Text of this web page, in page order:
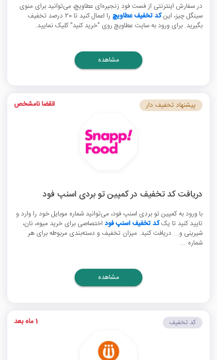
در سفارش اینترنتی از فست فود زنجیره‌ای عطاویچ، می‌توانید برای منوی
سینگل چیز، اینکد تخفیف عطاویچ
را اعمال کنید تا 20 درصد تخفیف
بگیرید. برای ورود به سایت عطاویچ روی "خرید کنید" کلیک نمایید.
مشاهده
دریافت کد تخفیف در کمپین تو بردی اسنپ فود
با ورود به کمپین تو بردی اسنپ فود، می‌توانید شماره موبایل خود را وارد و
تایید کنید تا یککد تخفیف اسنپ فود اختصاصی برای خرید میوه، نان،
شیرینی و... دریافت کنید. میزان تخفیف و دسته‌بندی مربوطه برای هر
شماره ...
پیشنهاد تخفیف دار انقضا نامشخص
مشاهده
کد تخفیف 1 ماه بعد